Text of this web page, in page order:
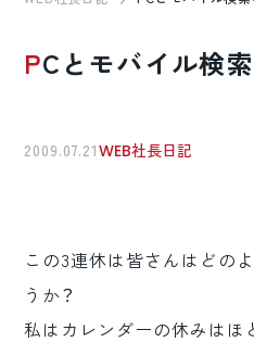
ホームページ制作
コーポレートサイト
ロゴマーク制作
PCとモバイル検
2009.07.21 WEB社長日記
この3連休は皆さんはどの
うか？
私はカレンダーの休みはほ